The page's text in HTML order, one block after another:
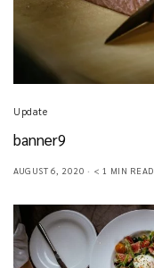
Update
banner9
AUGUST 6, 2020 < 1 MIN READ